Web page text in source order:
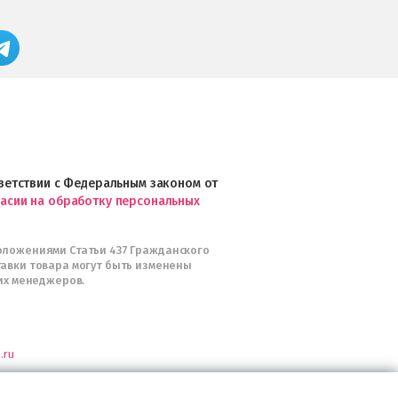
Google
Play
Магазин
профессиональной
в
Telegram
с Федеральным законом от
на обработку персональных
Статьи 437 Гражданского
товара могут быть изменены
менеджеров.